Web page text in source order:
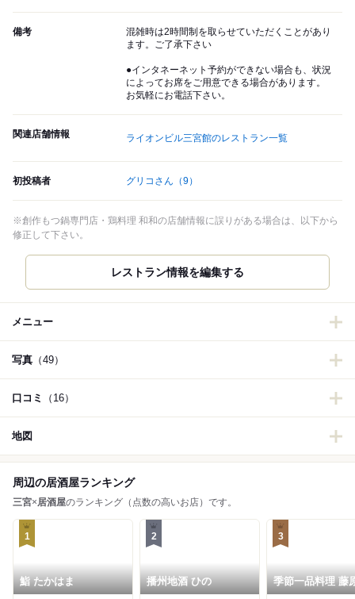
備考
混雑時は2時間制を取らせていただくことがあり
ます。ご了承下さい
●インタネーネット予約ができない場合も、状況
によってお席をご用意できる場合があります。
お気軽にお電話下さい。
関連店舗情報 ライオンビル三宮館のレストラン一覧
初投稿者 グリコさん （9）
※創作もつ鍋専門店・鶏料理 和和の店舗情報に誤りがある場合は、以下から
修正して下さい。
レストラン情報を編集する
メニュー
写真 （49）
口コミ （16）
地図
周辺の居酒屋ランキング
三宮×居酒屋のランキング（点数の高いお店）です。
1
鮨 たかはま
2
播州地酒 ひの
3
季節一品料理 藤